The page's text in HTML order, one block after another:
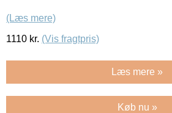
(Læs mere)
1110 kr. (Vis fragtpris)
Læs mere »
Køb nu »